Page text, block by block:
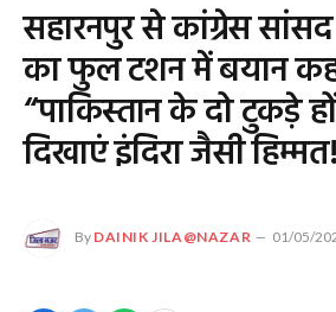
सहारनपुर से कांग्रेस
का फुल टशन में बयान
“पाकिस्तान के दो टुकड़े
दिखाएं इंदिरा जैसी
By DAINIK JILA@NAZAR 01/05/